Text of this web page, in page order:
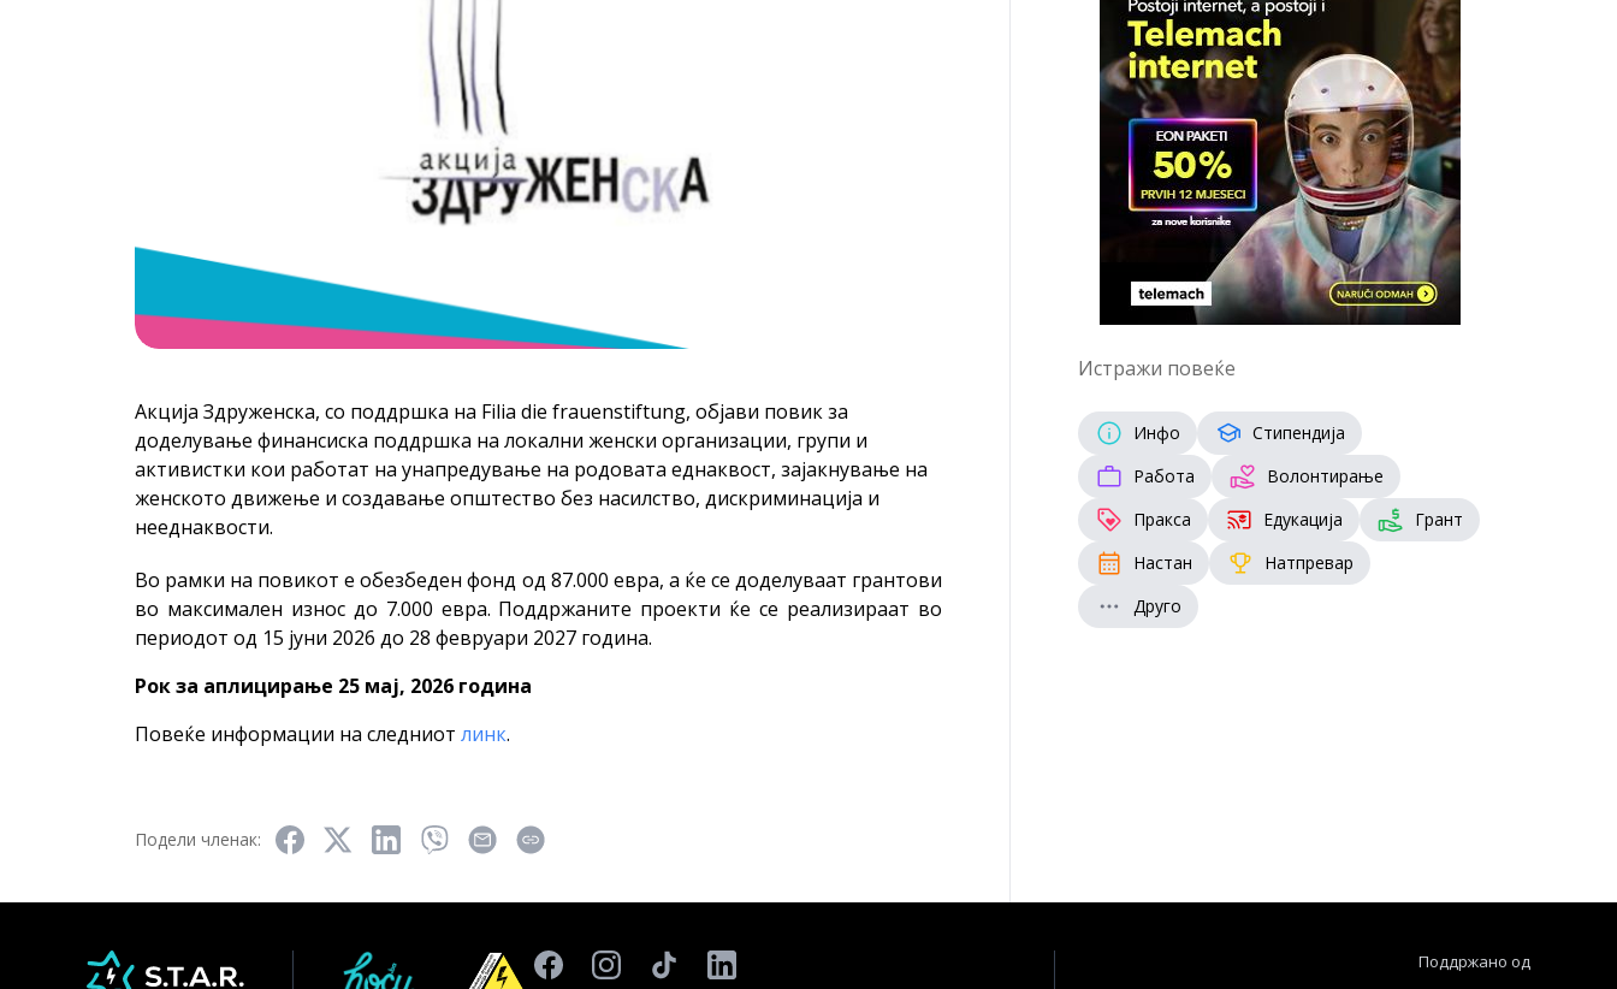
Акција Здруженска, со поддршка на Filia die frauenstiftung, објави повик за
доделување финансиска поддршка на локални женски организации, групи и
активистки кои работат на унапредување на родовата еднаквост, зајакнување на
женското движење и создавање општество без насилство, дискриминација и
нееднаквости.
Во рамки на повикот е обезбеден фонд од 87.000 евра, а ќе се доделуваат грантови
во максимален износ до 7.000 евра. Поддржаните проекти ќе се реализираат во
периодот од 15 јуни 2026 до 28 февруари 2027 година.
Рок за аплицирање 25 мај, 2026 година
Повеќе информации на следниот линк.
Подели членак:
Истражи повеќе
Инфо
Стипендија
Работа
Волонтирање
Пракса
Едукација
Грант
Настан
Натпревар
Друго
Поддржано од